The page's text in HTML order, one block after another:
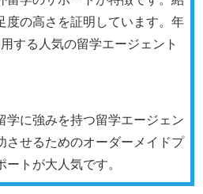
度の高さを証明しています。年
する人気の留学エージェント
学に強みを持つ留学エージェン
させるためのオーダーメイドプ
トが大人気です。